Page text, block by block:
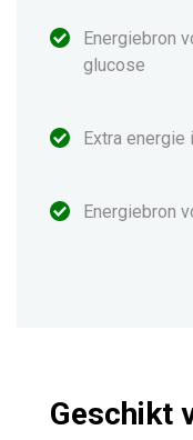
Energiebron
glucose
Extra energie
Energiebron
Geschikt